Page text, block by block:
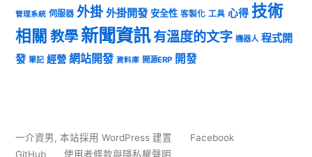
管理系統 伺服器 外掛 外掛開發 安全性 客製化 工具 心得 技術
相關 教學 新聞資訊有溫度的文字 機器人 程式開
發 筆記 經營 網站開發 資料庫 開源ERP 開發
一介資男, 本站採用 WordPress 建置
Facebook
GitHub
使用者條款與隱私權聲明